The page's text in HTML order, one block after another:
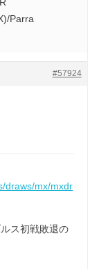
Parra
#57924
draws/mx/mxdr
ス初戦敗退の